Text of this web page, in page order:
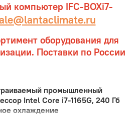
компьютер IFC-BOXi7-
оборудования для
Поставки по России
промышленный
Intel Core i7-1165G, 240 Гб
охлаждение